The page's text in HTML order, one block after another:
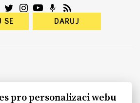
SE DARUJ
pro personalizaci webu